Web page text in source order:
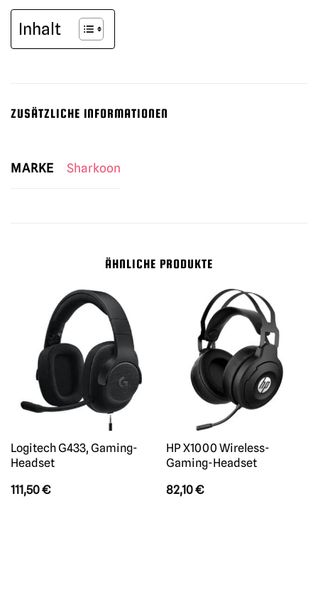
Inhalt
ZUSÄTZLICHE INFORMATIONEN
MARKE Sharkoon
ÄHNLICHE PRODUKTE
Logitech G433, Gaming-
Headset
111,50€
HP X1000 Wireless-
Gaming-Headset
82,10€